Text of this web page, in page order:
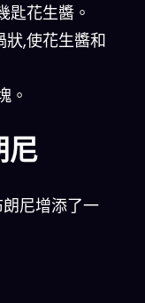
匙花生醬。
狀,使花生醬和
。
尼
尼增添了一